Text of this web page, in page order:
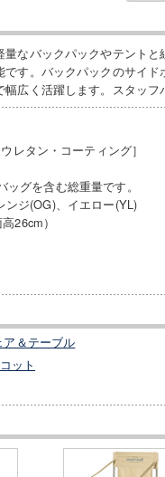
なバックパックやテント
す。バックパックのサイ
広く活躍します。スタッフ
レタン・コーティング］
グを含む総重量です。
ンジ(OG)、イエロー(YL)
26cm）
ア＆テーブル
ット